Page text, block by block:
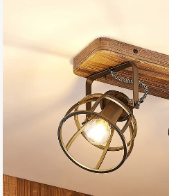
bildegalleri